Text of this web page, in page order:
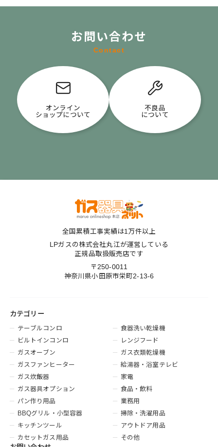
お問い合わせ
Contact
オンライン
ショップについて
不良品
について
全国累積工事実績は1万件以上
LPガスの株式会社丸江が運営している
正規品取扱販売店です
〒250-0011
神奈川県小田原市栄町2-13-6
カテゴリー
テーブルコンロ
ビルトインコンロ
ガスオーブン
ガスファンヒーター
ガス炊飯器
ガス器具オプション
パン作り用品
BBQグリル・小型容器
キッチンツール
カセットガス用品
食器洗い乾燥機
レンジフード
ガス衣類乾燥機
給湯器・浴室テレビ
家電
食品・飲料
業務用
掃除・洗濯用品
アウトドア用品
その他